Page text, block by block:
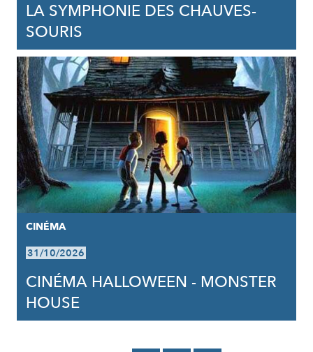
LA SYMPHONIE DES CHAUVES-
SOURIS
CINÉMA
31/10/2026
CINÉMA HALLOWEEN - MONSTER
HOUSE